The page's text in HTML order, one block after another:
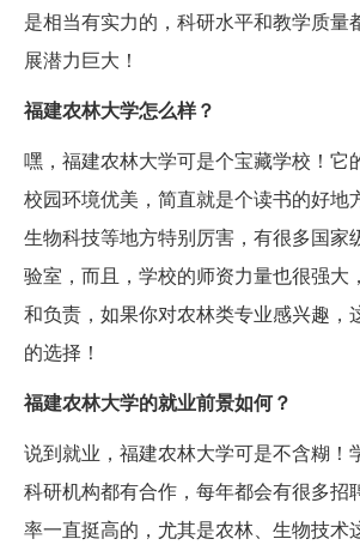
是相当有实力的，科研水平和教学质量
展潜力巨大！
福建农林大学怎么样？
嘿，福建农林大学可是个宝藏学校！它
校园环境优美，简直就是个读书的好地
生物科技等地方特别厉害，有很多国家
验室，而且，学校的师资力量也很强大
和负责，如果你对农林类专业感兴趣，
的选择！
福建农林大学的就业前景如何？
说到就业，福建农林大学可是不含糊！
科研机构都有合作，每年都会有很多招
率一直挺高的，尤其是农林、生物技术